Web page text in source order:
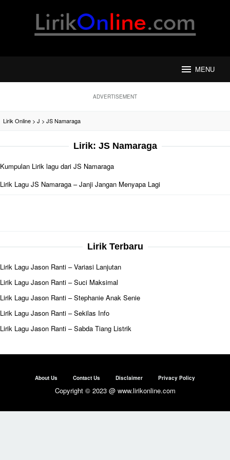
MENU
ADVERTISEMENT
Lirik Online > J > JS Namaraga
Lirik: JS Namaraga
Kumpulan Lirik lagu dari JS Namaraga
Lirik Lagu JS Namaraga – Janji Jangan Menyapa Lagi
Lirik Terbaru
Lirik Lagu Jason Ranti – Variasi Lanjutan
Lirik Lagu Jason Ranti – Suci Maksimal
Lirik Lagu Jason Ranti – Stephanie Anak Senie
Lirik Lagu Jason Ranti – Sekilas Info
Lirik Lagu Jason Ranti – Sabda Tiang Listrik
About Us Contact Us Disclaimer Privacy Policy
Copyright © 2023 @ www.lirikonline.com